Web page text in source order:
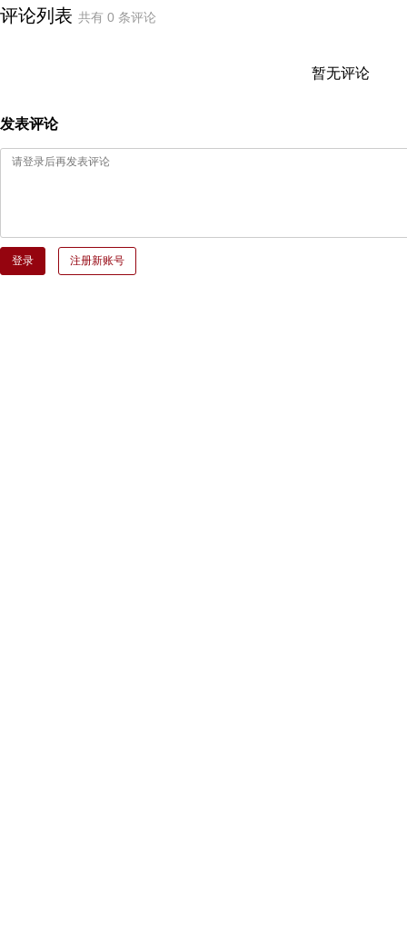
评论列表 共有 0 条评论
暂无评论
发表评论
登录 注册新账号